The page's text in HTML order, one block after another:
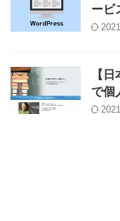
ービ
【
で個